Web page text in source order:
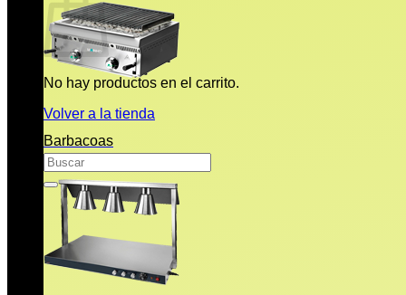
No hay productos en el carrito.
Volver a la tienda
Buscar
por:
Barbacoas